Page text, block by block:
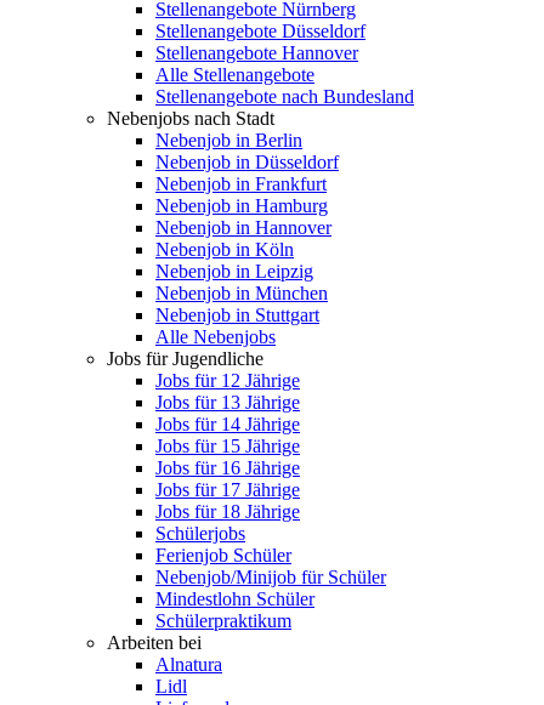
Stellenangebote Nürnberg
Stellenangebote Düsseldorf
Stellenangebote Hannover
Alle Stellenangebote
Stellenangebote nach Bundesland
Nebenjobs nach Stadt
Nebenjob in Berlin
Nebenjob in Düsseldorf
Nebenjob in Frankfurt
Nebenjob in Hamburg
Nebenjob in Hannover
Nebenjob in Köln
Nebenjob in Leipzig
Nebenjob in München
Nebenjob in Stuttgart
Alle Nebenjobs
Jobs für Jugendliche
Jobs für 12 Jährige
Jobs für 13 Jährige
Jobs für 14 Jährige
Jobs für 15 Jährige
Jobs für 16 Jährige
Jobs für 17 Jährige
Jobs für 18 Jährige
Schülerjobs
Ferienjob Schüler
Nebenjob/Minijob für Schüler
Mindestlohn Schüler
Schülerpraktikum
Arbeiten bei
Alnatura
Lidl